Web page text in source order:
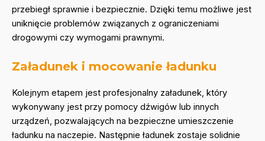
przebiegł sprawnie i bezpiecznie. Dzięki temu możliwe jest
uniknięcie problemów związanych z ograniczeniami
drogowymi czy wymogami prawnymi.
Załadunek i mocowanie ładunku
Kolejnym etapem jest profesjonalny załadunek, który
wykonywany jest przy pomocy dźwigów lub innych
urządzeń, pozwalających na bezpieczne umieszczenie
ładunku na naczepie. Następnie ładunek zostaje solidnie